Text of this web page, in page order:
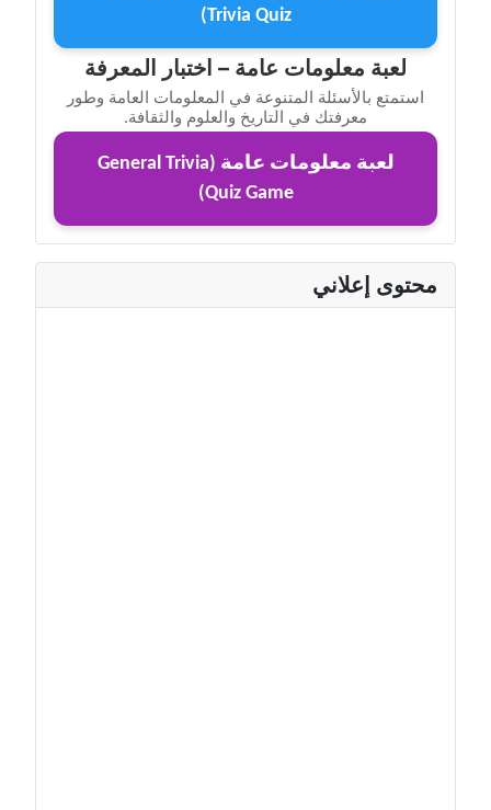
Trivia Quiz)
لعبة معلومات عامة – اختبار المعرفة
استمتع بالأسئلة المتنوعة في المعلومات العامة وطور
معرفتك في التاريخ والعلوم والثقافة.
لعبة معلومات عامة (General Trivia
Quiz Game)
محتوى إعلاني